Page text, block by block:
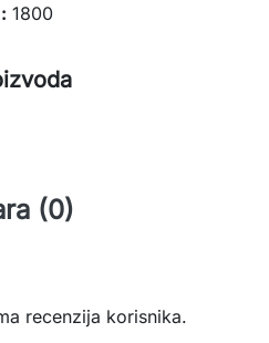
1800
(0)
recenzija korisnika.